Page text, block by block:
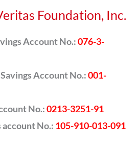
Foundation, Inc.
Account No.:076-3-
Account No.:001-
No.:0213-3251-91
account No.: 105-910-013-091